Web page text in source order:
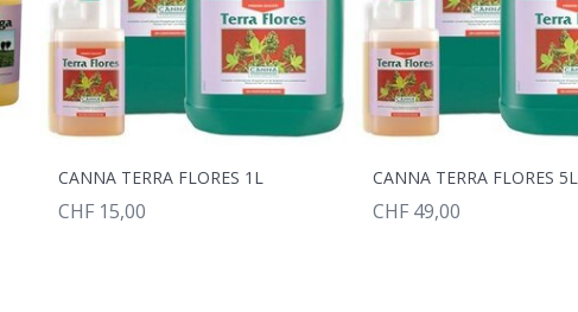
CANNA TERRA FLORES 1L
CHF 15,00
CANNA TERRA FLORES 5L
CHF 49,00